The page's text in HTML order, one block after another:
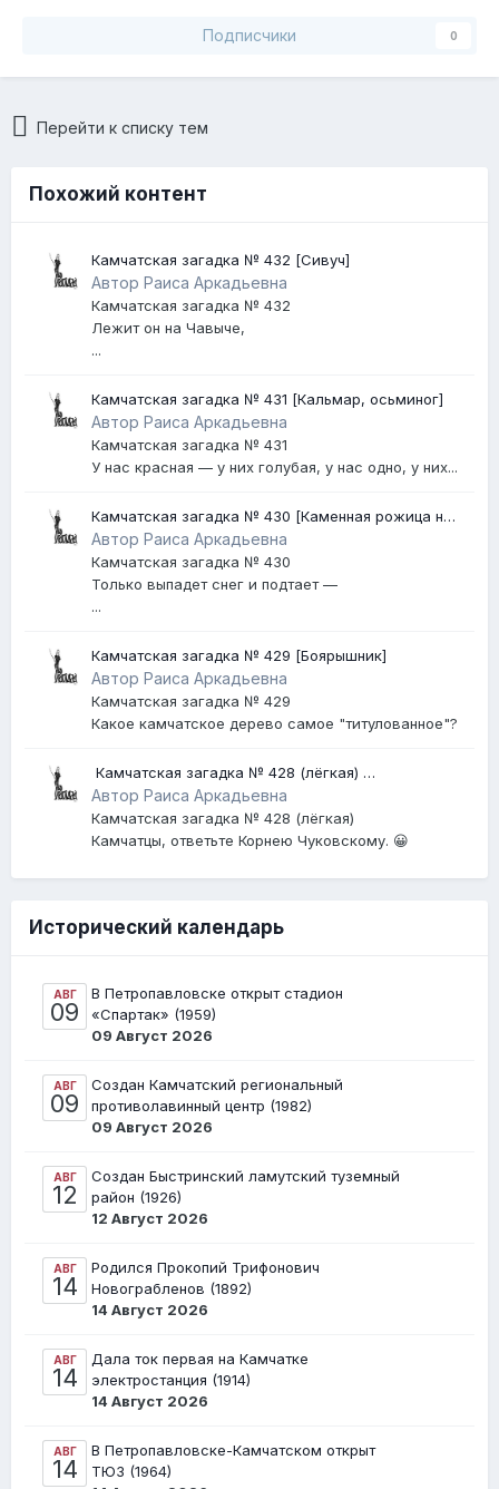
Подписчики 0
Перейти к списку тем
Похожий контент
Камчатская загадка № 432 [Сивуч]
Автор Раиса Аркадьевна
Камчатская загадка № 432
Лежит он на Чавыче,
...
Камчатская загадка № 431 [Кальмар, осьминог]
Автор Раиса Аркадьевна
Камчатская загадка № 431
У нас красная — у них голубая, у нас одно, у них...
Камчатская загадка № 430 [Каменная рожица на
Авачинском вулкане]
Автор Раиса Аркадьевна
Камчатская загадка № 430
Только выпадет снег и подтает —
...
Камчатская загадка № 429 [Боярышник]
Автор Раиса Аркадьевна
Камчатская загадка № 429
Какое камчатское дерево самое "титулованное"?
​ Камчатская загадка № 428 (лёгкая) ​
[Землетрясение]
Автор Раиса Аркадьевна
Камчатская загадка № 428 (лёгкая)
Камчатцы, ответьте Корнею Чуковскому. 😀
Исторический календарь
АВГ
09
В Петропавловске открыт стадион
«Спартак» (1959)
09 Август 2026
АВГ
09
Создан Камчатский региональный
противолавинный центр (1982)
09 Август 2026
АВГ
12
Создан Быстринский ламутский туземный
район (1926)
12 Август 2026
АВГ
14
Родился Прокопий Трифонович
Новограбленов (1892)
14 Август 2026
АВГ
14
Дала ток первая на Камчатке
электростанция (1914)
14 Август 2026
АВГ
14
В Петропавловске-Камчатском открыт
ТЮЗ (1964)